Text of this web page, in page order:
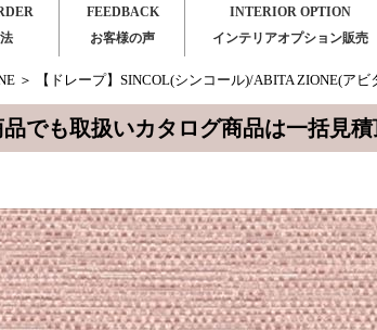
FEEDBACK
お客様の声
INTERIOR OPTION
インテリアオプション販売
＞ 【ドレープ】SINCOL(シンコール)/ABITA ZIONE(ア
でも取扱いカタログ商品は一括見